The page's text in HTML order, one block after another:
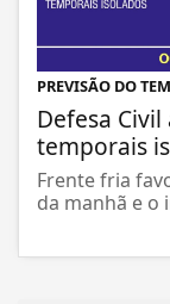
PREVISÃO DO
Defesa
temporais
Frente fria
da manhã e o